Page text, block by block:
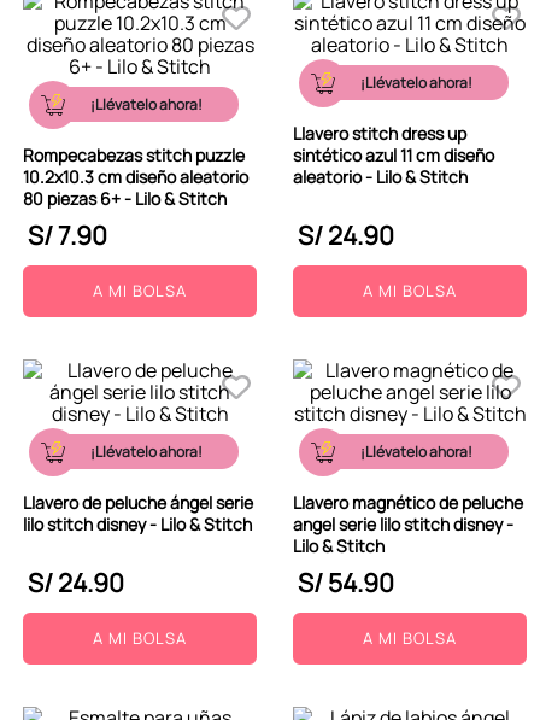
¡Llévatelo ahora!
Rompecabezas stitch puzzle
10.2x10.3 cm diseño aleatorio
80 piezas 6+ - Lilo & Stitch
S/7.90
A MI BOLSA
¡Llévatelo ahora!
Llavero stitch dress up
sintético azul 11 cm diseño
aleatorio - Lilo & Stitch
S/24.90
A MI BOLSA
¡Llévatelo ahora!
Llavero de peluche ángel serie
lilo stitch disney - Lilo & Stitch
S/24.90
A MI BOLSA
¡Llévatelo ahora!
Llavero magnético de peluche
angel serie lilo stitch disney -
Lilo & Stitch
S/54.90
A MI BOLSA